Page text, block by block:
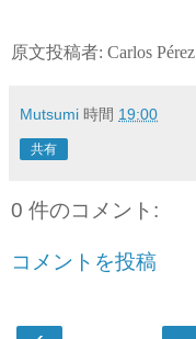
原文投稿者: Carlos Pérez
Mutsumi 時間 19:00
共有
0 件のコメント:
コメントを投稿